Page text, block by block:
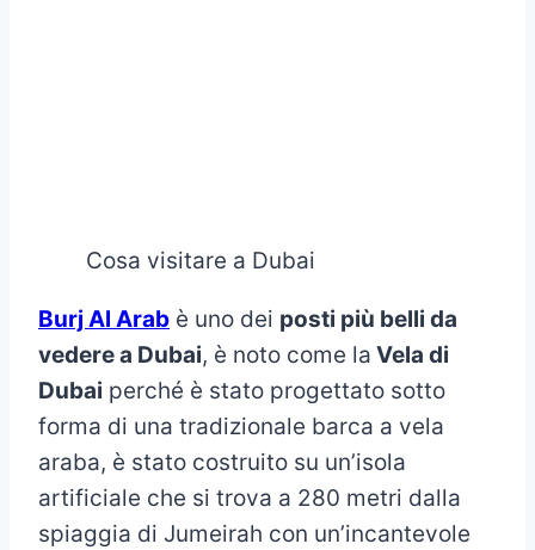
Cosa visitare a Dubai
Burj Al Arab è uno dei posti più belli da
vedere a Dubai, è noto come la Vela di
Dubai perché è stato progettato sotto
forma di una tradizionale barca a vela
araba, è stato costruito su un’isola
artificiale che si trova a 280 metri dalla
spiaggia di Jumeirah con un’incantevole